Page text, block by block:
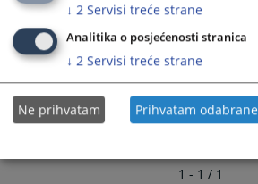
1 - 1 / 1
↓ 2 Servisi treće strane
Analitika o posjećenosti stranica
↓ 2 Servisi treće strane
Ne prihvatam Prihvatam odabrane